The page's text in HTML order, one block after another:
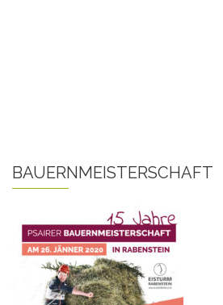
BAUERNMEISTERSCHAFT